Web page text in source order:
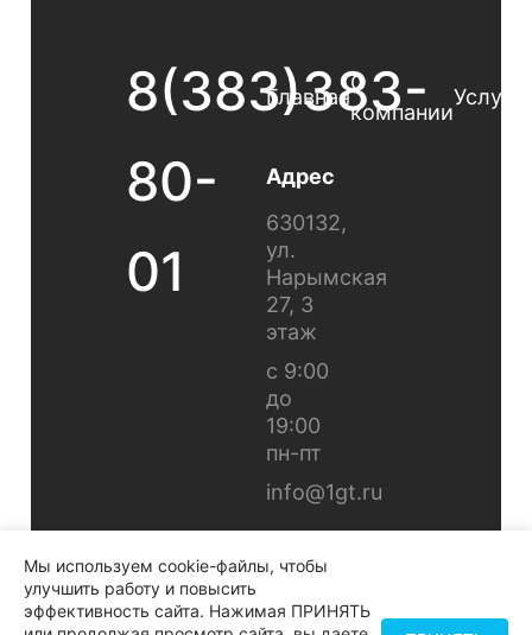
8(383)383-
80-
01
Главная
О
компании
Услуги
Адрес
630132,
ул.
Нарымская
27, 3
этаж
с 9:00
до
19:00
пн-пт
info@1gt.ru
Мы используем cookie-файлы, чтобы
улучшить работу и повысить
эффективность сайта. Нажимая ПРИНЯТЬ